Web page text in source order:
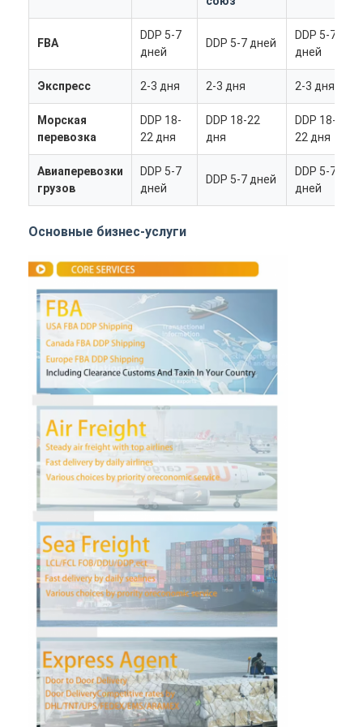
Главная страница
Продукция
О Компании
Наша фабрика
контроль качества
контактные данные
Все случаи
Побеседуйте теперь
Международная перевозка передняя
Перевозимый самолетами груз передний
Морские перевозки
FBA
DDP 5-7
дней
DDP 5-7 дней
DDP 5-7
дней
Экспресс 2-3 дня 2-3 дня 2-3 дня
Морская
перевозка
DDP 18-
22 дня
DDP 18-22
дня
DDP 18-
22 дня
Авиаперевозки
грузов
DDP 5-7
дней
DDP 5-7 дней
DDP 5-7
дней
Основные бизнес-услуги